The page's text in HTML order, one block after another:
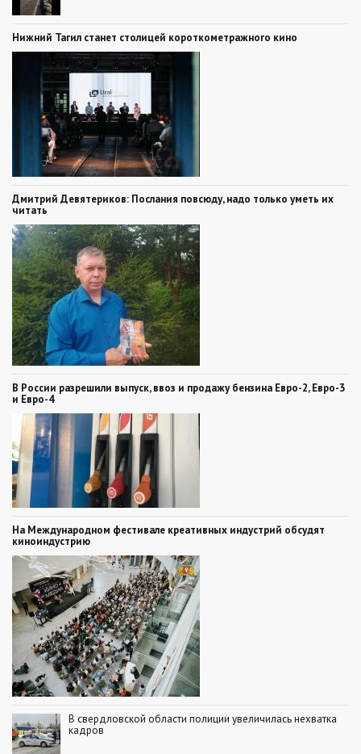
Нижний Тагил станет столицей короткометражного кино
Дмитрий Девятериков: Послания повсюду, надо только уметь их
читать
В России разрешили выпуск, ввоз и продажу бензина Евро-2, Евро-3
и Евро-4
На Международном фестивале креативных индустрий обсудят
киноиндустрию
В свердловской области полиции увеличилась нехватка
кадров